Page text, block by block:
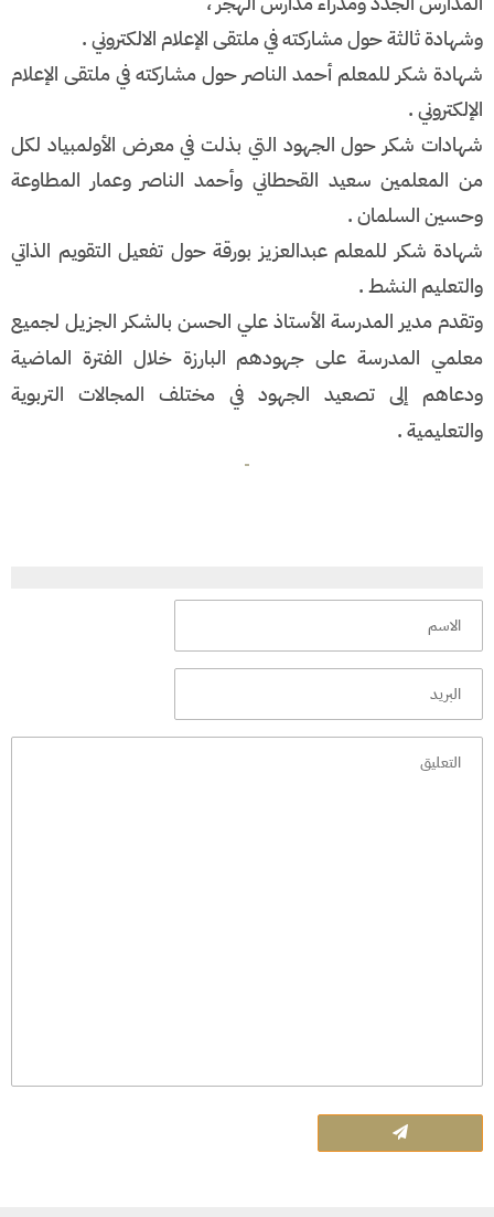
وشهادة ثالثة حول مشاركته في ملتقى الإعلام الالكتروني .
شهادة شكر للمعلم أحمد الناصر حول مشاركته في ملتقى الإعلام
الإلكتروني .
شهادات شكر حول الجهود التي بذلت في معرض الأولمبياد لكل
من المعلمين سعيد القحطاني وأحمد الناصر وعمار المطاوعة
وحسين السلمان .
شهادة شكر للمعلم عبدالعزيز بورقة حول تفعيل التقويم الذاتي
والتعليم النشط .
وتقدم مدير المدرسة الأستاذ علي الحسن بالشكر الجزيل لجميع
معلمي المدرسة على جهودهم البارزة خلال الفترة الماضية
ودعاهم إلى تصعيد الجهود في مختلف المجالات التربوية
والتعليمية .